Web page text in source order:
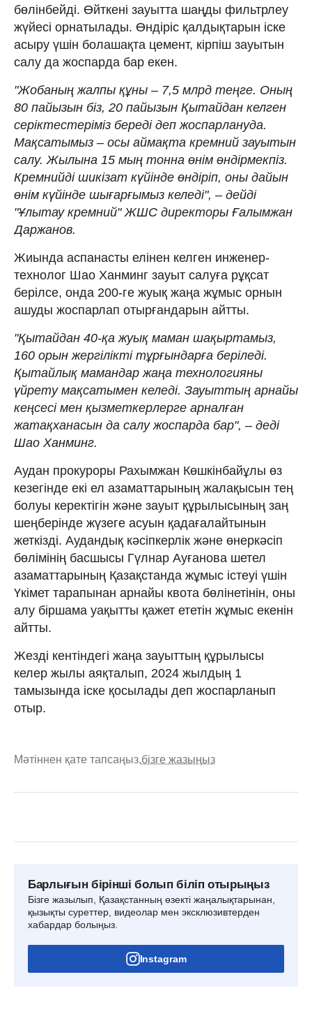
бөлінбейді. Өйткені зауытта шаңды фильтрлеу
жүйесі орнатылады. Өндіріс қалдықтарын іске
асыру үшін болашақта цемент, кірпіш зауытын
салу да жоспарда бар екен.
"Жобаның жалпы құны – 7,5 млрд теңге. Оның
80 пайызын біз, 20 пайызын Қытайдан келген
серіктестеріміз береді деп жоспарлануда.
Мақсатымыз – осы аймақта кремний зауытын
салу. Жылына 15 мың тонна өнім өндірмекпіз.
Кремнийді шикізат күйінде өндіріп, оны дайын
өнім күйінде шығарғымыз келеді", – дейді
"Ұлытау кремний" ЖШС директоры Ғалымжан
Даржанов.
Жиында аспанасты елінен келген инженер-
технолог Шао Ханминг зауыт салуға рұқсат
берілсе, онда 200-ге жуық жаңа жұмыс орнын
ашуды жоспарлап отырғандарын айтты.
"Қытайдан 40-қа жуық маман шақыртамыз,
160 орын жергілікті тұрғындарға беріледі.
Қытайлық мамандар жаңа технологияны
үйрету мақсатымен келеді. Зауыттың арнайы
кеңсесі мен қызметкерлерге арналған
жатақханасын да салу жоспарда бар", – деді
Шао Ханминг.
Аудан прокуроры Рахымжан Көшкінбайұлы өз
кезегінде екі ел азаматтарының жалақысын тең
болуы керектігін және зауыт құрылысының заң
шеңберінде жүзеге асуын қадағалайтынын
жеткізді. Аудандық кәсіпкерлік және өнеркәсіп
бөлімінің басшысы Гүлнар Ауғанова шетел
азаматтарының Қазақстанда жұмыс істеуі үшін
Үкімет тарапынан арнайы квота бөлінетінін, оны
алу біршама уақытты қажет ететін жұмыс екенін
айтты.
Жезді кентіндегі жаңа зауыттың құрылысы
келер жылы аяқталып, 2024 жылдың 1
тамызында іске қосылады деп жоспарланып
отыр.
Мәтіннен қате тапсаңыз,бізге жазыңыз
Барлығын бірінші болып біліп отырыңыз
Бізге жазылып, Қазақстанның өзекті жаңалықтарынан,
қызықты суреттер, видеолар мен эксклюзивтерден
хабардар болыңыз.
Instagram